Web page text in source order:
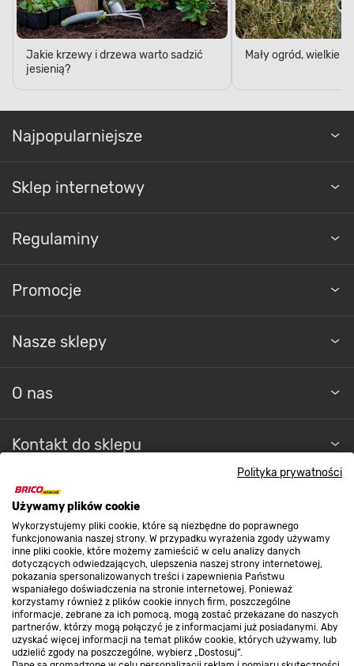
Polityka prywatności
Używamy plików cookie
Wykorzystujemy pliki cookie, które są niezbędne do poprawnego
funkcjonowania naszej strony. W przypadku wyrażenia zgody używamy
inne pliki cookie, które możemy zamieścić w celu analizy danych
dotyczących odwiedzających, ulepszenia naszej strony internetowej,
pokazania spersonalizowanych treści i zapewnienia Państwu
wspaniałego doświadczenia na stronie internetowej. Ponieważ
korzystamy również z plików cookie innych firm, poszczególne
informacje, zebrane za ich pomocą, mogą zostać przekazane do naszych
partnerów, którzy mogą połączyć je z informacjami już posiadanymi. Aby
uzyskać więcej informacji na temat plików cookie, których używamy, lub
udzielić zgody na poszczególne, wybierz „Dostosuj”.
Jakie krzewy i drzewa warto sadzić
jesienią?
Mały ogród, wielkie
Najpopularniejsze
Sklep internetowy
Regulaminy
Promocje
Nasze sklepy
O nas
Kontakt do sklepu
Strefa biznesu
Dołącz do nas
Metody płatności